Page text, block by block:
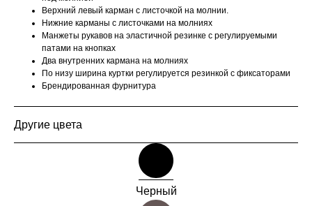
Верхний левый карман с листочкой на молнии.
Нижние карманы c листочками на молниях
Манжеты рукавов на эластичной резинке с регулируемыми
патами на кнопках
Два внутренних кармана на молниях
По низу ширина куртки регулируется резинкой с фиксаторами
Брендированная фурнитура
Другие цвета
Черный